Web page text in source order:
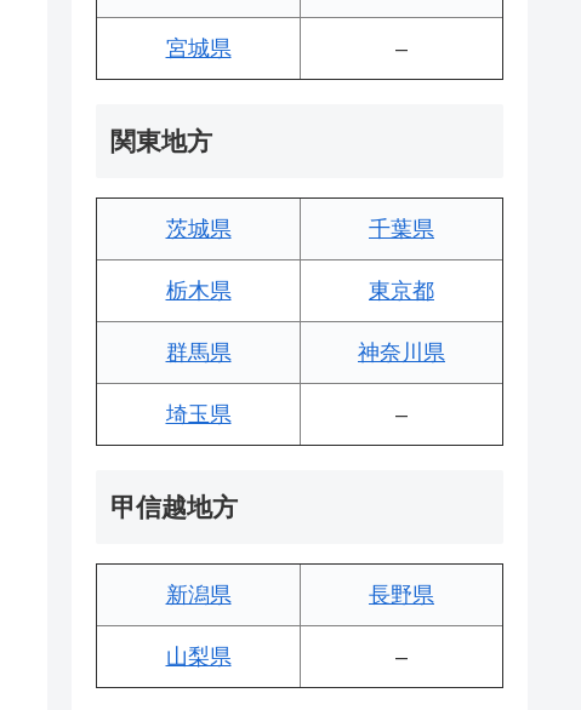
宮城県 –
関東地方
茨城県 千葉県
栃木県 東京都
群馬県 神奈川県
埼玉県 –
甲信越地方
新潟県 長野県
山梨県 –